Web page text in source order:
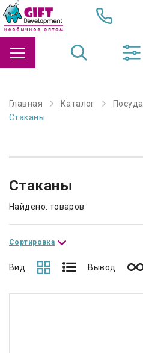
Главная Каталог Посуда
Стаканы
Стаканы
Найдено: товаров
Сортировка
Вид Вывод